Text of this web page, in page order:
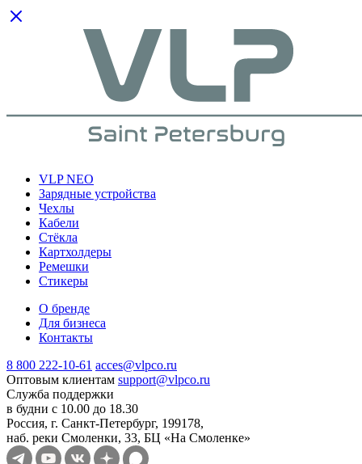
VLP NEO
Зарядные устройства
Чехлы
Кабели
Cтёкла
Картхолдеры
Ремешки
Стикеры
О бренде
Для бизнеса
Контакты
8 800 222-10-61 acces@vlpco.ru
Оптовым клиентам support@vlpco.ru
Служба поддержки
в будни с 10.00 до 18.30
Россия, г. Санкт-Петербург, 199178,
наб. реки Смоленки, 33, БЦ «На Смоленке»